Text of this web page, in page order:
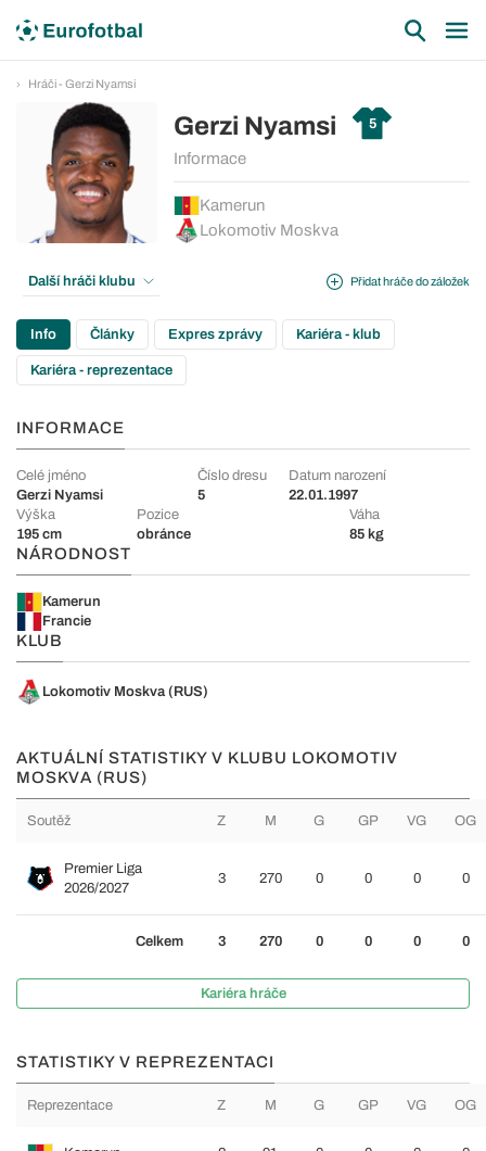
Hráči - Gerzi Nyamsi
Gerzi Nyamsi 5
Informace
Kamerun
Lokomotiv Moskva
Přidat hráče do záložek
Další hráči klubu
Info Články Expres zprávy Kariéra - klub
Kariéra - reprezentace
INFORMACE
Celé jméno
Gerzi Nyamsi
Číslo dresu
5
Datum narození
22.01.1997
Výška
195 cm
Pozice
obránce
Váha
85 kg
NÁRODNOST
Kamerun
Francie
KLUB
Lokomotiv Moskva (RUS)
AKTUÁLNÍ STATISTIKY V KLUBU LOKOMOTIV
MOSKVA (RUS)
Soutěž Z M G GP VG OG
Premier Liga
2026/2027
3 270 0 0 0 0
Celkem 3 270 0 0 0 0
Kariéra hráče
STATISTIKY V REPREZENTACI
Reprezentace Z M G GP VG OG